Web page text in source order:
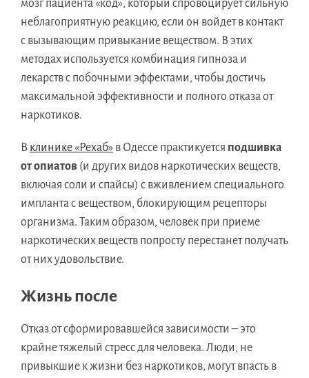
мозг пациента «код», который спровоцирует сильную
неблагоприятную реакцию, если он войдет в контакт
с вызывающим привыкание веществом. В этих
методах используется комбинация гипноза и
лекарств с побочными эффектами, чтобы достичь
максимальной эффективности и полного отказа от
наркотиков.
В клинике «Рехаб» в Одессе практикуется подшивка
от опиатов (и других видов наркотических веществ,
включая соли и спайсы) с вживлением специального
импланта с веществом, блокирующим рецепторы
организма. Таким образом, человек при приеме
наркотических веществ попросту перестанет получать
от них удовольствие.
Жизнь после
Отказ от сформировавшейся зависимости – это
крайне тяжелый стресс для человека. Люди, не
привыкшие к жизни без наркотиков, могут впасть в